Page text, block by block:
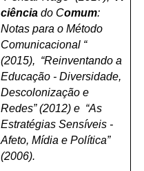
ciência do Comum:
Notas para o Método
Comunicacional “
(2015), “Reinventando a
Educação - Diversidade,
Descolonização e
Redes” (2012) e “As
Estratégias Sensíveis -
Afeto, Mídia e Política”
(2006).